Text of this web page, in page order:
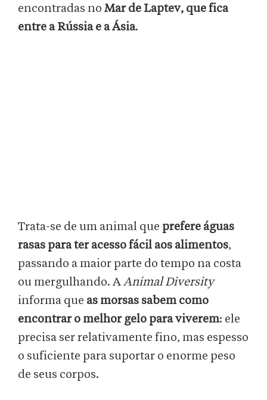
encontradas no Mar de Laptev, que fica
entre a Rússia e a Ásia.
Trata-se de um animal que prefere águas
rasas para ter acesso fácil aos alimentos,
passando a maior parte do tempo na costa
ou mergulhando. AAnimal Diversity
informa que as morsas sabem como
encontrar o melhor gelo para viverem: ele
precisa ser relativamente fino, mas espesso
o suficiente para suportar o enorme peso
de seus corpos.